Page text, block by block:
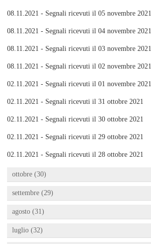
08.11.2021 - Segnali ricevuti il 05 novembre 2021
08.11.2021 - Segnali ricevuti il 04 novembre 2021
08.11.2021 - Segnali ricevuti il 03 novembre 2021
08.11.2021 - Segnali ricevuti il 02 novembre 2021
02.11.2021 - Segnali ricevuti il 01 novembre 2021
02.11.2021 - Segnali ricevuti il 31 ottobre 2021
02.11.2021 - Segnali ricevuti il 30 ottobre 2021
02.11.2021 - Segnali ricevuti il 29 ottobre 2021
02.11.2021 - Segnali ricevuti il 28 ottobre 2021
ottobre (30)
settembre (29)
agosto (31)
luglio (32)